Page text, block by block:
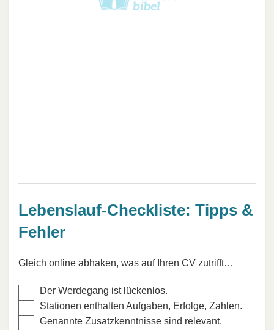
Lebenslauf-Checkliste: Tipps &
Fehler
Gleich online abhaken, was auf Ihren CV zutrifft…
Der Werdegang ist lückenlos.
Stationen enthalten Aufgaben, Erfolge, Zahlen.
Genannte Zusatzkenntnisse sind relevant.